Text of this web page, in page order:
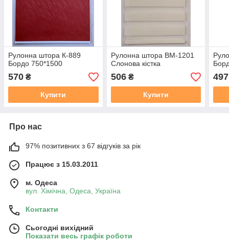
Рулонна штора К-889
Бордо 750*1500
570 ₴
Купити
Рулонна штора ВМ-1201
Слонова кістка
506₴
Купити
497
Про нас
97% позитивних з 67 відгуків за рік
Працює з 15.03.2011
м. Одеса
вул. Хiмiчна, Одеса, Україна
Контакти
Сьогодні вихідний
Показати весь графік роботи